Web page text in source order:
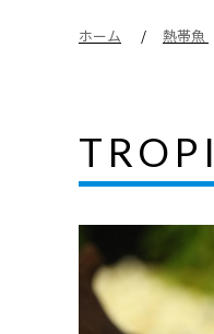
ホーム 熱帯魚